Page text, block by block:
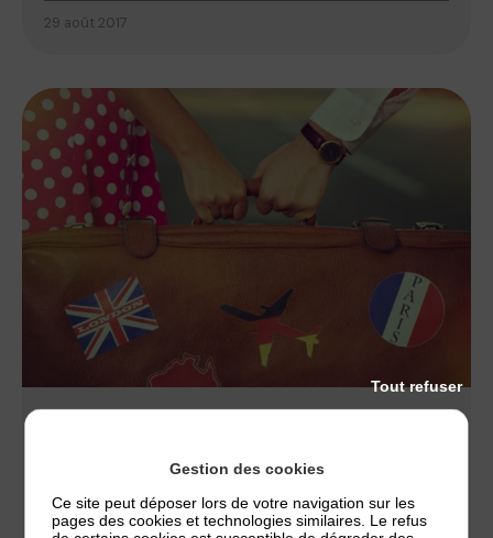
29 août 2017
COMMENT PRÉPARER SES VACANCES AVEC
SA DERMATITE ATOPIQUE ?
La préparation d’un voyage à l’étranger est
Gestion des cookies
Ce site peut déposer lors de votre navigation sur les
pages des cookies et technologies similaires. Le refus
Tout refuser